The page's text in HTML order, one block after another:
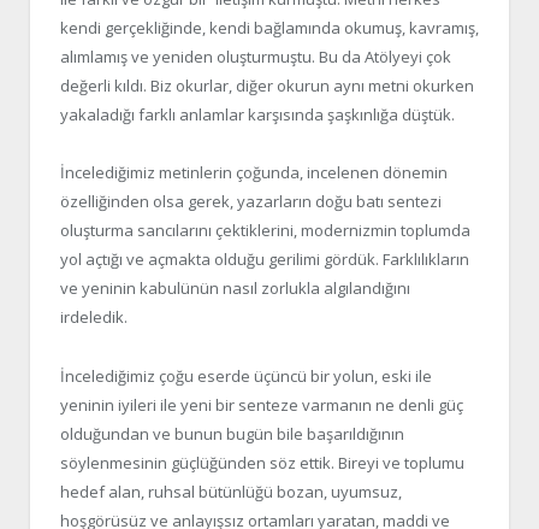
kendi gerçekliğinde, kendi bağlamında okumuş, kavramış,
alımlamış ve yeniden oluşturmuştu. Bu da Atölyeyi çok
değerli kıldı. Biz okurlar, diğer okurun aynı metni okurken
yakaladığı farklı anlamlar karşısında şaşkınlığa düştük.
İncelediğimiz metinlerin çoğunda, incelenen dönemin
özelliğinden olsa gerek, yazarların doğu batı sentezi
oluşturma sancılarını çektiklerini, modernizmin toplumda
yol açtığı ve açmakta olduğu gerilimi gördük. Farklılıkların
ve yeninin kabulünün nasıl zorlukla algılandığını
irdeledik.
İncelediğimiz çoğu eserde üçüncü bir yolun, eski ile
yeninin iyileri ile yeni bir senteze varmanın ne denli güç
olduğundan ve bunun bugün bile başarıldığının
söylenmesinin güçlüğünden söz ettik. Bireyi ve toplumu
hedef alan, ruhsal bütünlüğü bozan, uyumsuz,
hoşgörüsüz ve anlayışsız ortamları yaratan, maddi ve